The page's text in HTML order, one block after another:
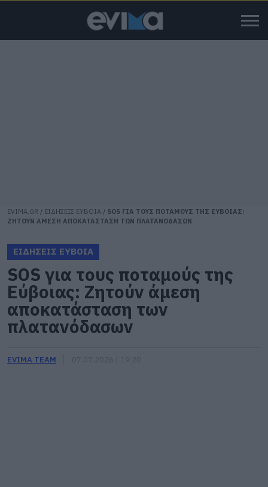
EVIMA.GR / ΕΙΔΗΣΕΙΣ ΕΥΒΟΙΑ / SOS ΓΙΑ ΤΟΥΣ ΠΟΤΑΜΟΥΣ ΤΗΣ ΕΥΒΟΙΑΣ:
ΖΗΤΟΥΝ ΑΜΕΣΗ ΑΠΟΚΑΤΑΣΤΑΣΗ ΤΩΝ ΠΛΑΤΑΝΟΔΑΣΩΝ
ΕΙΔΗΣΕΙΣ ΕΥΒΟΙΑ
SOS για τους ποταμούς της
Εύβοιας: Ζητούν άμεση
αποκατάσταση των
πλατανόδασων
EVIMA TEAM